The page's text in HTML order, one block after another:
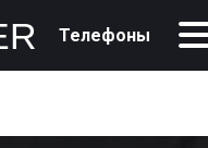
Телефоны